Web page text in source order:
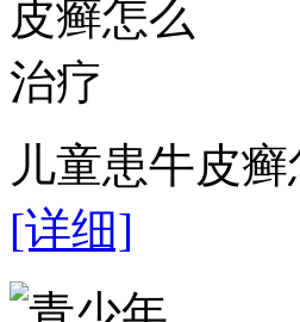
儿童患牛皮
[详细]